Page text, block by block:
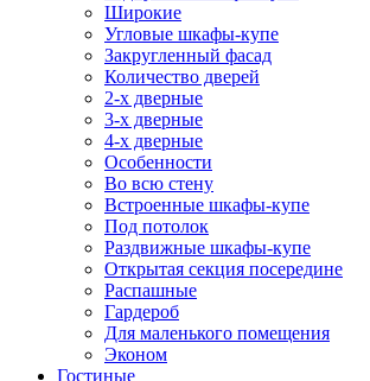
Широкие
Угловые шкафы-купе
Закругленный фасад
Количество дверей
2-х дверные
3-х дверные
4-х дверные
Особенности
Во всю стену
Встроенные шкафы-купе
Под потолок
Раздвижные шкафы-купе
Открытая секция посередине
Распашные
Гардероб
Для маленького помещения
Эконом
Гостиные